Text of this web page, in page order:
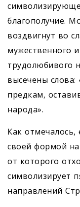
благополучие.
воздвигнут во
мужественного
трудолюбивого
высечены
предкам,
народа».
Как отмечалось,
своей формой
от которого
символизирует
направлений